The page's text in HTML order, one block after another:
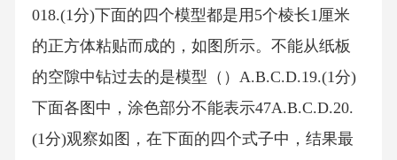
018.(1分)下面的四个模型都是用5个棱长1厘米
的正方体粘贴而成的，如图所示。不能从纸板
的空隙中钻过去的是模型（）A.B.C.D.19.(1分)
下面各图中，涂色部分不能表示47A.B.C.D.20.
(1分)观察如图，在下面的四个式子中，结果最